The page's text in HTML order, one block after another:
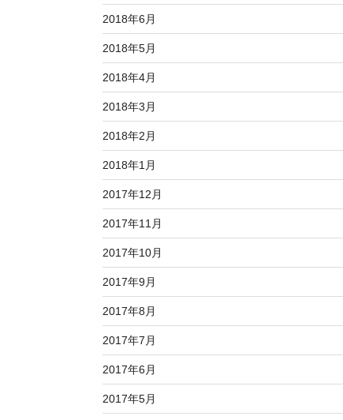
2018年6月
2018年5月
2018年4月
2018年3月
2018年2月
2018年1月
2017年12月
2017年11月
2017年10月
2017年9月
2017年8月
2017年7月
2017年6月
2017年5月